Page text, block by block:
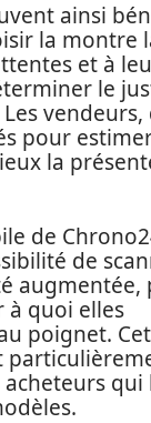
ainsi
la montre
et à
le
pour
la
de
de
à quoi elles
poignet.